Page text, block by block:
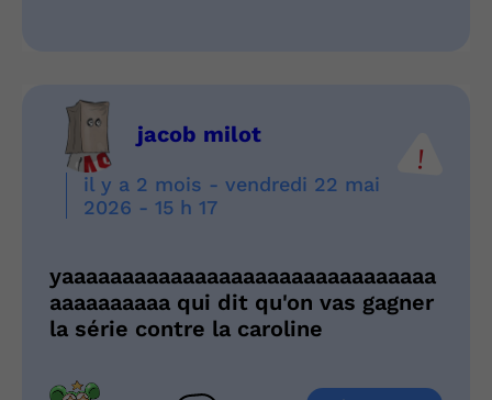
jacob milot
il y a 2 mois - vendredi 22 mai
2026 - 15 h 17
yaaaaaaaaaaaaaaaaaaaaaaaaaaaaaaa
aaaaaaaaaa qui dit qu'on vas gagner
la série contre la caroline